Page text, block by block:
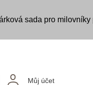
sada pro
Můj účet